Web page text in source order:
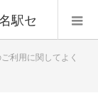
駅セ
利用に関してよく